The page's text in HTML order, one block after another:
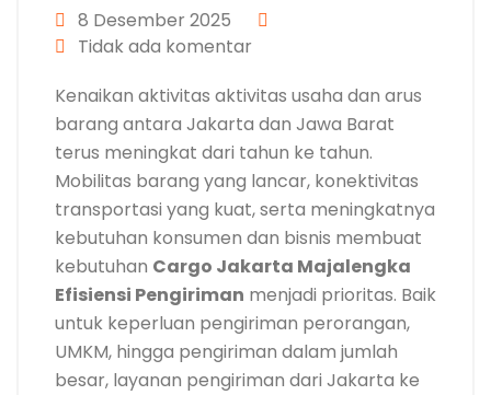
8 Desember 2025
Tidak ada komentar
Kenaikan aktivitas aktivitas usaha dan arus
barang antara Jakarta dan Jawa Barat
terus meningkat dari tahun ke tahun.
Mobilitas barang yang lancar, konektivitas
transportasi yang kuat, serta meningkatnya
kebutuhan konsumen dan bisnis membuat
kebutuhan Cargo Jakarta Majalengka
Efisiensi Pengiriman menjadi prioritas. Baik
untuk keperluan pengiriman perorangan,
UMKM, hingga pengiriman dalam jumlah
besar, layanan pengiriman dari Jakarta ke